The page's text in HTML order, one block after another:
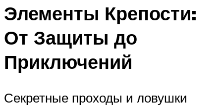
Элементы Крепости:
От Защиты до
Приключений
Секретные проходы и ловушки